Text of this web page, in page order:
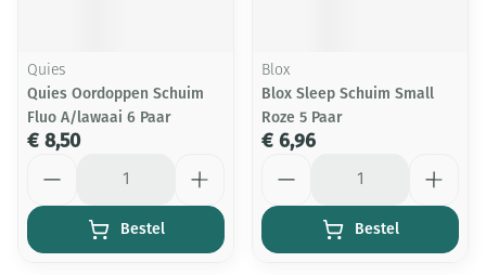
Quies
Quies Oordoppen Schuim
Fluo A/lawaai 6 Paar
€ 8,50
Bestel
Blox
Blox Sleep Schuim Small
Roze 5 Paar
€ 6,96
Bestel